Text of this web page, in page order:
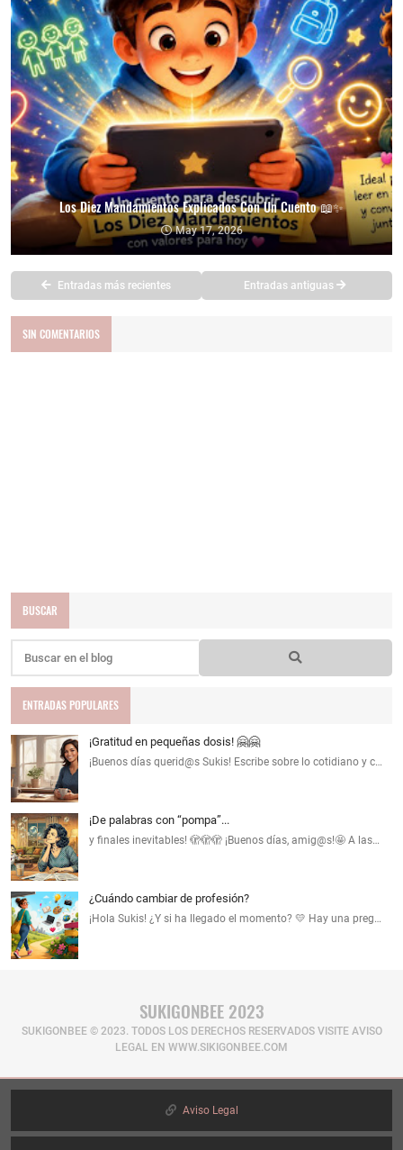
Los Diez Mandamientos Explicados Con Un Cuento 📖✨
May 17, 2026
Entradas más recientes Entradas antiguas
SIN COMENTARIOS
BUSCAR
ENTRADAS POPULARES
¡Gratitud en pequeñas dosis! 🤗🤗
¡Buenos días querid@s Sukis! Escribe sobre lo cotidiano y c…
¡De palabras con “pompa”...
y finales inevitables! 🫣🫣🫣 ¡Buenos días, amig@s!🤩 A las…
¿Cuándo cambiar de profesión?
¡Hola Sukis! ¿Y si ha llegado el momento? 💛 Hay una preg…
SUKIGONBEE 2023
SUKIGONBEE © 2023. TODOS LOS DERECHOS RESERVADOS​ VISITE AVISO
LEGAL EN WWW.SIKIGONBEE.COM
Aviso Legal